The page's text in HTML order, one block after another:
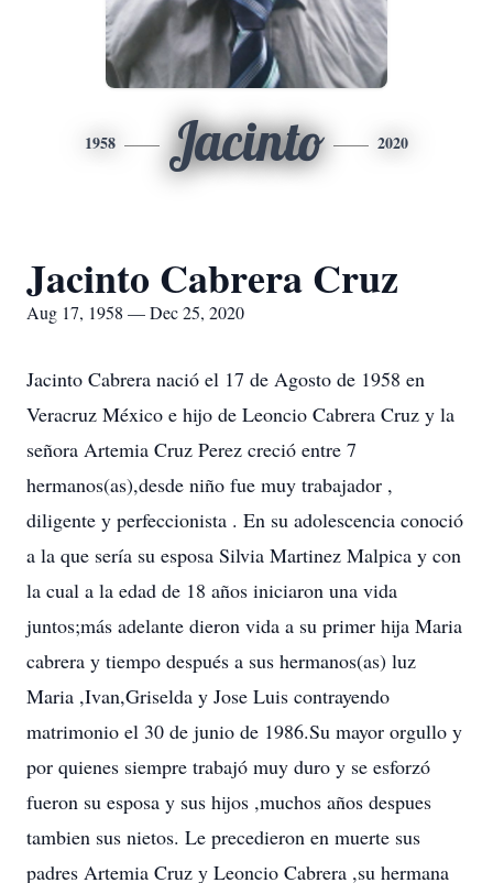
1958 Jacinto 2020
Jacinto Cabrera Cruz
Aug 17, 1958 — Dec 25, 2020
Jacinto Cabrera nació el 17 de Agosto de 1958 en
Veracruz México e hijo de Leoncio Cabrera Cruz y la
señora Artemia Cruz Perez creció entre 7
hermanos(as),desde niño fue muy trabajador ,
diligente y perfeccionista . En su adolescencia conoció
a la que sería su esposa Silvia Martinez Malpica y con
la cual a la edad de 18 años iniciaron una vida
juntos;más adelante dieron vida a su primer hija Maria
cabrera y tiempo después a sus hermanos(as) luz
Maria ,Ivan,Griselda y Jose Luis contrayendo
matrimonio el 30 de junio de 1986.Su mayor orgullo y
por quienes siempre trabajó muy duro y se esforzó
fueron su esposa y sus hijos ,muchos años despues
tambien sus nietos. Le precedieron en muerte sus
padres Artemia Cruz y Leoncio Cabrera ,su hermana